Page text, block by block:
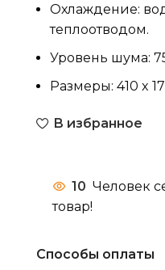
Охлаждение:
теплоотводом.
Уровень шума:
Размеры: 410 x
В избранное
10 Человек
товар!
Способы оплаты